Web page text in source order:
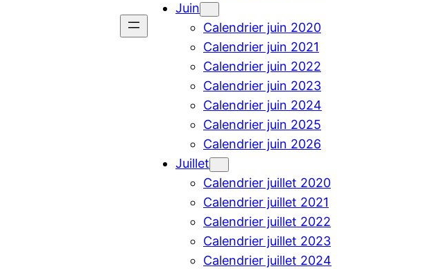
Juin
Calendrier juin 2020
Calendrier juin 2021
Calendrier juin 2022
Calendrier juin 2023
Calendrier juin 2024
Calendrier juin 2025
Calendrier juin 2026
Juillet
Calendrier juillet 2020
Calendrier juillet 2021
Calendrier juillet 2022
Calendrier juillet 2023
Calendrier juillet 2024